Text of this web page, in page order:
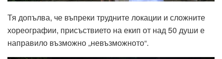
Тя допълва, че въпреки трудните локации и сложните
хореографии, присъствието на екип от над 50 души е
направило възможно „невъзможното“.